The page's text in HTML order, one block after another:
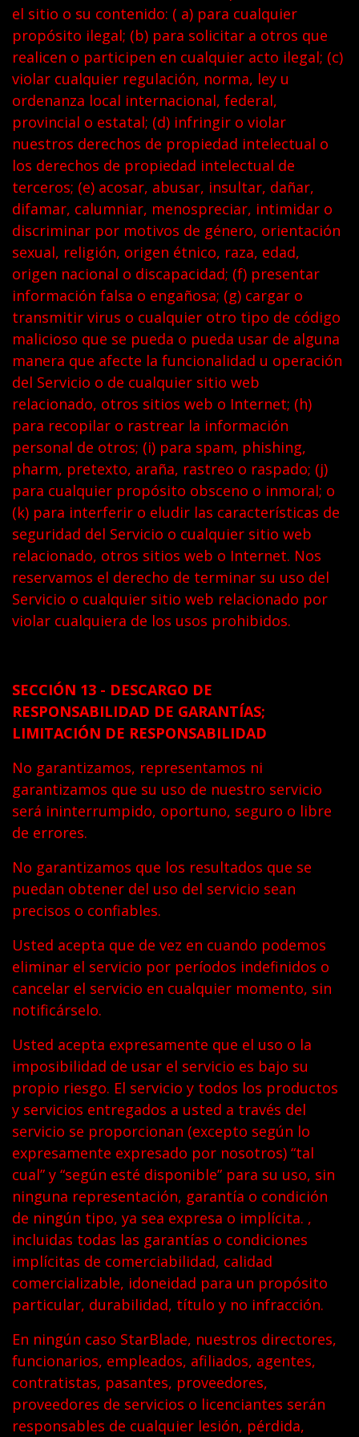
el sitio o su contenido: ( a) para cualquier
propósito ilegal; (b) para solicitar a otros que
realicen o participen en cualquier acto ilegal; (c)
violar cualquier regulación, norma, ley u
ordenanza local internacional, federal,
provincial o estatal; (d) infringir o violar
nuestros derechos de propiedad intelectual o
los derechos de propiedad intelectual de
terceros; (e) acosar, abusar, insultar, dañar,
difamar, calumniar, menospreciar, intimidar o
discriminar por motivos de género, orientación
sexual, religión, origen étnico, raza, edad,
origen nacional o discapacidad; (f) presentar
información falsa o engañosa; (g) cargar o
transmitir virus o cualquier otro tipo de código
malicioso que se pueda o pueda usar de alguna
manera que afecte la funcionalidad u operación
del Servicio o de cualquier sitio web
relacionado, otros sitios web o Internet; (h)
para recopilar o rastrear la información
personal de otros; (i) para spam, phishing,
pharm, pretexto, araña, rastreo o raspado; (j)
para cualquier propósito obsceno o inmoral; o
(k) para interferir o eludir las características de
seguridad del Servicio o cualquier sitio web
relacionado, otros sitios web o Internet. Nos
reservamos el derecho de terminar su uso del
Servicio o cualquier sitio web relacionado por
violar cualquiera de los usos prohibidos.
SECCIÓN 13 - DESCARGO DE
RESPONSABILIDAD DE GARANTÍAS;
LIMITACIÓN DE RESPONSABILIDAD
No garantizamos, representamos ni
garantizamos que su uso de nuestro servicio
será ininterrumpido, oportuno, seguro o libre
de errores.
No garantizamos que los resultados que se
puedan obtener del uso del servicio sean
precisos o confiables.
Usted acepta que de vez en cuando podemos
eliminar el servicio por períodos indefinidos o
cancelar el servicio en cualquier momento, sin
notificárselo.
Usted acepta expresamente que el uso o la
imposibilidad de usar el servicio es bajo su
propio riesgo. El servicio y todos los productos
y servicios entregados a usted a través del
servicio se proporcionan (excepto según lo
expresamente expresado por nosotros) “tal
cual” y “según esté disponible” para su uso, sin
ninguna representación, garantía o condición
de ningún tipo, ya sea expresa o implícita. ,
incluidas todas las garantías o condiciones
implícitas de comerciabilidad, calidad
comercializable, idoneidad para un propósito
particular, durabilidad, título y no infracción.
En ningún caso StarBlade, nuestros directores,
funcionarios, empleados, afiliados, agentes,
contratistas, pasantes, proveedores,
proveedores de servicios o licenciantes serán
responsables de cualquier lesión, pérdida,